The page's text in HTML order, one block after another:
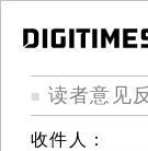
■ 读者意见
收件人：